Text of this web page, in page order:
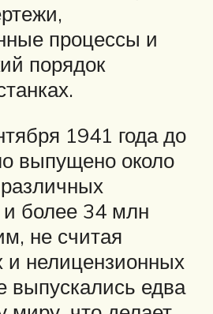
процессы и
порядок
1941 года до
выпущено около
более 34 млн
не считая
и нелицензионных
выпускались едва